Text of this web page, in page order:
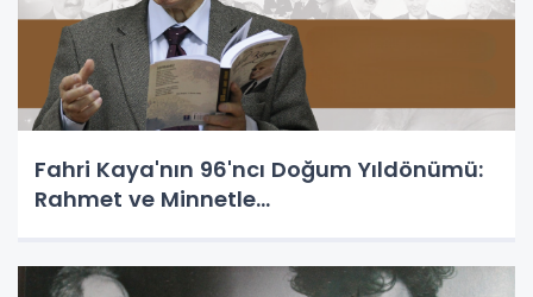
Fahri Kaya'nın 96'ncı Doğum Yıldönümü:
Rahmet ve Minnetle...